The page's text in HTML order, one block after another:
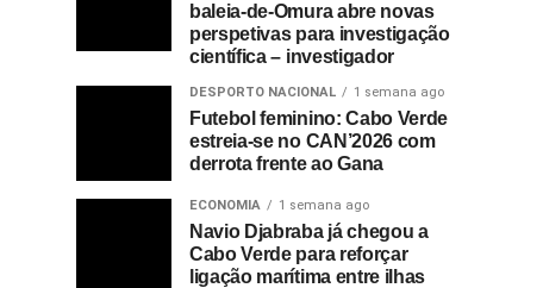
baleia-de-Omura abre novas
perspetivas para investigação
científica – investigador
DESPORTO NACIONAL 1 semana ago
Futebol feminino: Cabo Verde
estreia-se no CAN’2026 com
derrota frente ao Gana
ECONOMIA 1 semana ago
Navio Djabraba já chegou a
Cabo Verde para reforçar
ligação marítima entre ilhas